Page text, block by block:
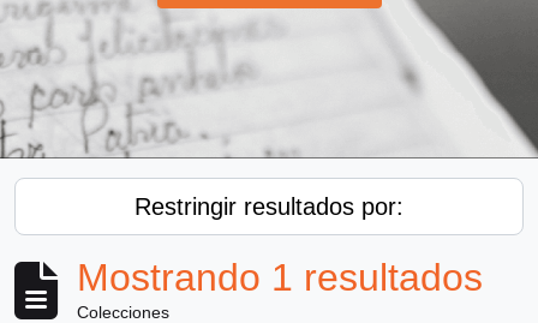
Restringir resultados por:
Mostrando 1 resultados
Colecciones